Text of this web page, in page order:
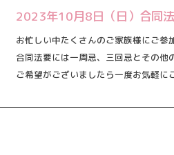
2023年10月8日（日）合同
お忙しい中たくさんのご家族様にご参
合同法要には一周忌、三回忌とその他
ご希望がございましたら一度お気軽に